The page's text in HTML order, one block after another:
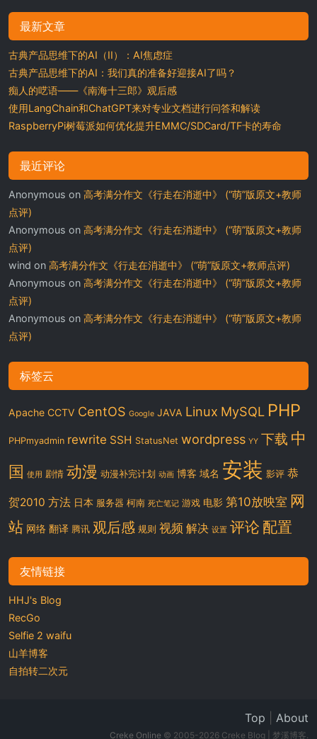
最新文章
古典产品思维下的AI（II）：AI焦虑症
古典产品思维下的AI：我们真的准备好迎接AI了吗？
痴人的呓语——《南海十三郎》观后感
使用LangChain和ChatGPT来对专业文档进行问答和解读
RaspberryPi树莓派如何优化提升EMMC/SDCard/TF卡的寿命
最近评论
Anonymous on 高考满分作文《行走在消逝中》 (“萌”版原文+教师
点评)
Anonymous on 高考满分作文《行走在消逝中》 (“萌”版原文+教师
点评)
wind on 高考满分作文《行走在消逝中》 (“萌”版原文+教师点评)
Anonymous on 高考满分作文《行走在消逝中》 (“萌”版原文+教师
点评)
Anonymous on 高考满分作文《行走在消逝中》 (“萌”版原文+教师
点评)
标签云
Apache CCTV CentOS Google JAVA Linux MySQL PHP
PHPmyadmin rewrite SSH StatusNet wordpress YY 下载 中
国 使用 剧情 动漫 动漫补完计划 动画 博客 域名 安装 影评 恭
贺2010 方法 日本 服务器 柯南 死亡笔记 游戏 电影 第10放映室 网
站 网络 翻译 腾讯 观后感 规则 视频 解决 设置 评论 配置
友情链接
HHJ's Blog
RecGo
Selfie 2 waifu
山羊博客
自拍转二次元
Top About
Creke Online © 2005-2026 Creke Blog | 梦溪博客.